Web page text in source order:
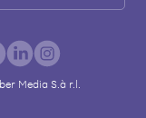
Media S.à r.l.